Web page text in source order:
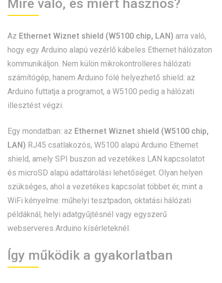
Mire való, és miért hasznos?
Az Ethernet Wiznet shield (W5100 chip, LAN) arra való,
hogy egy Arduino alapú vezérlő kábeles Ethernet hálózaton
kommunikáljon. Nem külön mikrokontrolleres hálózati
számítógép, hanem Arduino fölé helyezhető shield: az
Arduino futtatja a programot, a W5100 pedig a hálózati
illesztést végzi.
Egy mondatban: az Ethernet Wiznet shield (W5100 chip,
LAN) RJ45 csatlakozós, W5100 alapú Arduino Ethernet
shield, amely SPI buszon ad vezetékes LAN kapcsolatot
és microSD alapú adattárolási lehetőséget. Olyan helyen
szükséges, ahol a vezetékes kapcsolat többet ér, mint a
WiFi kényelme: műhelyi tesztpadon, oktatási hálózati
példáknál, helyi adatgyűjtésnél vagy egyszerű
webserveres Arduino kísérleteknél.
Így működik a gyakorlatban